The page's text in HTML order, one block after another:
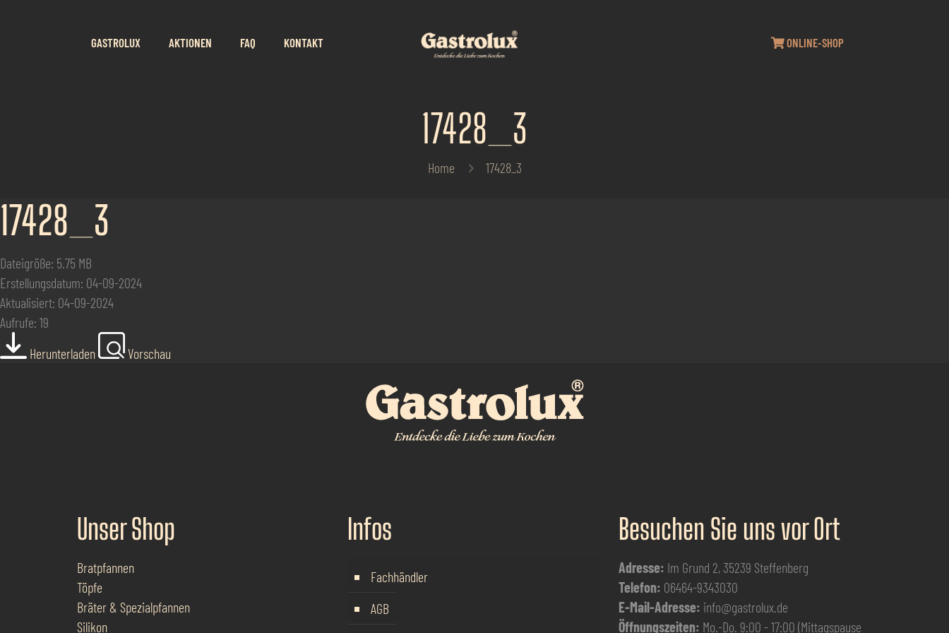
GASTROLUX AKTIONEN FAQ KONTAKT ONLINE-SHOP
17428_3
Home 17428_3
17428_3
Dateigröße: 5.75 MB
Erstellungsdatum: 04-09-2024
Aktualisiert: 04-09-2024
Aufrufe: 19
Herunterladen
Vorschau
Unser Shop
Bratpfannen
Töpfe
Bräter & Spezialpfannen
Silikon
Infos
Fachhändler
AGB
Besuchen Sie uns vor Ort
Adresse: Im Grund 2, 35239 Steffenberg
Telefon: 06464-9343030
E-Mail-Adresse: info@gastrolux.de
Öffnungszeiten: Mo.-Do. 9:00 - 17:00 (Mittagspause